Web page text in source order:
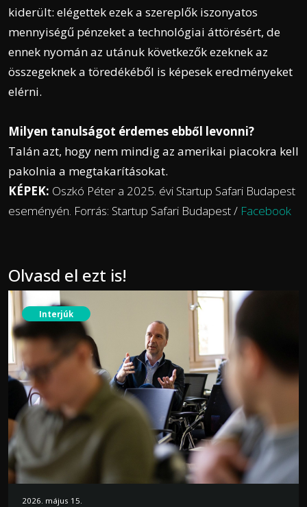
kiderült: elégettek ezek a szereplők iszonyatos
mennyiségű pénzeket a technológiai áttörésért, de
ennek nyomán az utánuk következők ezeknek az
összegeknek a töredékéből is képesek eredményeket
elérni.
Milyen tanulságot érdemes ebből levonni?
Talán azt, hogy nem mindig az amerikai piacokra kell
pakolnia a megtakarításokat.
KÉPEK: Oszkó Péter a 2025. évi Startup Safari Budapest
eseményén. Forrás: Startup Safari Budapest / Facebook
Olvasd el ezt is!
Interjúk
2026. május 15.